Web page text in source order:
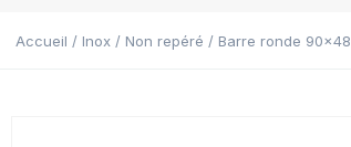
Accueil / Inox / Non repéré / Barre ronde 90×48